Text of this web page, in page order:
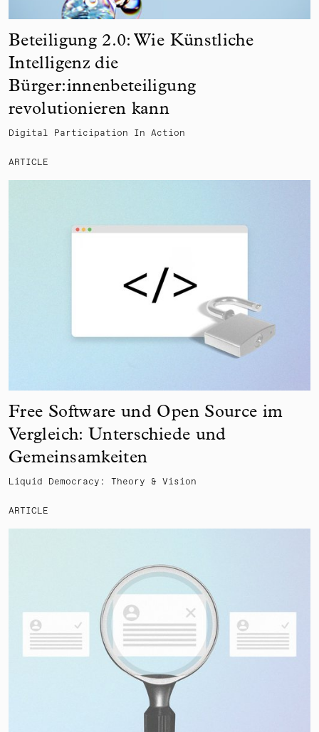
Beteiligung 2.0: Wie Künstliche
Intelligenz die
Bürger:innenbeteiligung
revolutionieren kann
Digital Participation In Action
ARTICLE
Free Software und Open Source im
Vergleich: Unterschiede und
Gemeinsamkeiten
Liquid Democracy: Theory & Vision
ARTICLE